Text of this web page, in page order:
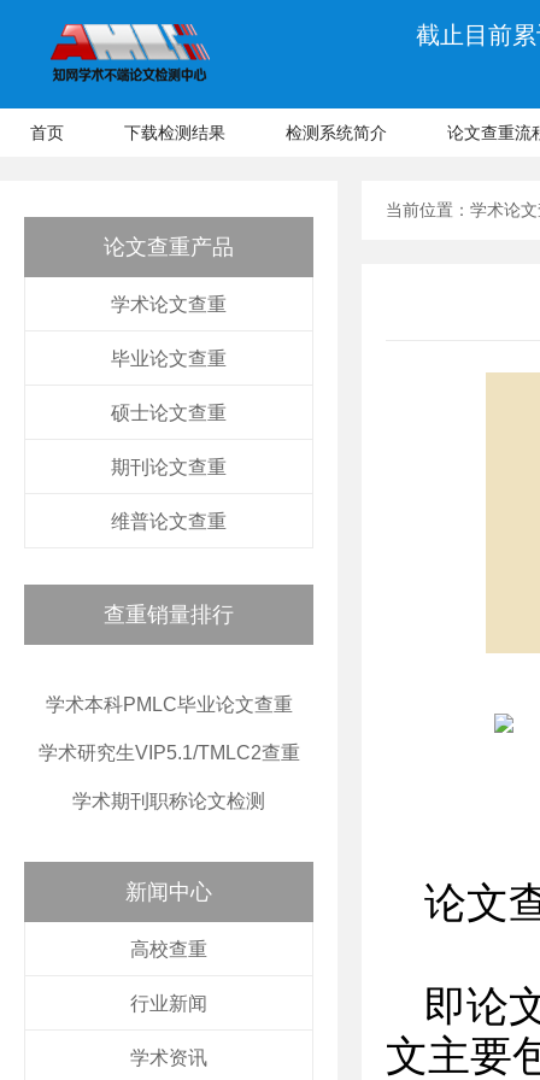
截止目前
首页 下载检测结果 检测系统简介 论文查重流
论文查重产品
学术论文查重
毕业论文查重
硕士论文查重
期刊论文查重
维普论文查重
查重销量排行
学术本科PMLC毕业论文查重
学术研究生VIP5.1/TMLC2查重
学术期刊职称论文检测
新闻中心
高校查重
行业新闻
学术资讯
当前位置： 学术论
论文
即论
文主要